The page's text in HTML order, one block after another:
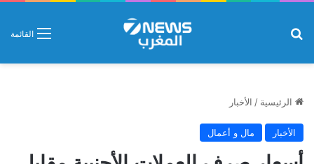
القائمة
الرئيسية / الأخبار
الأخبار مال و أعمال